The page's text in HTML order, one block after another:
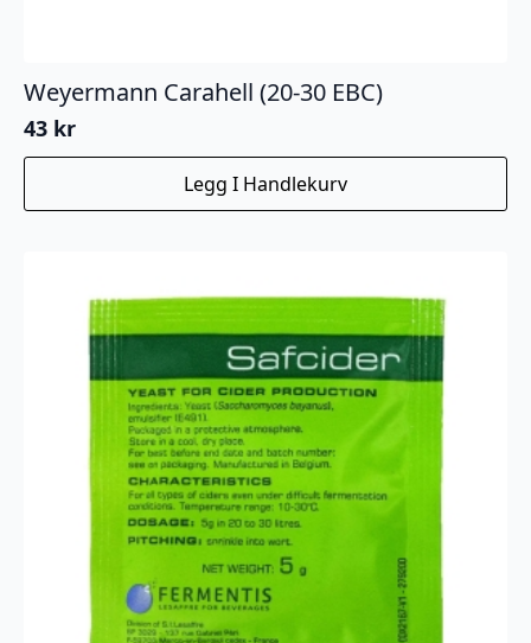
Weyermann Carahell (20-30 EBC)
43 kr
Legg I Handlekurv